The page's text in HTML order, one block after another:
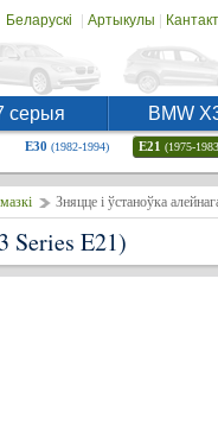
Беларускі | Артыкулы |
серыя BMW
E30 (1982-1994) E21 (1975-
Зняцце і ўстаноўка
Series E21)